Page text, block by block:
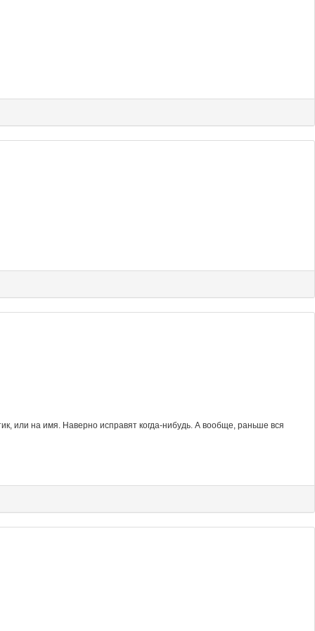
или на имя. Наверно исправят когда-нибудь. А вообще, раньше вся